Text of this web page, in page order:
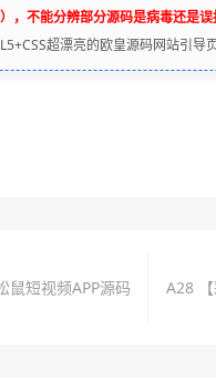
，不能分辨部分源码是病毒还是
超漂亮的欧皇源码网站引导
鼠短视频APP源码
A28